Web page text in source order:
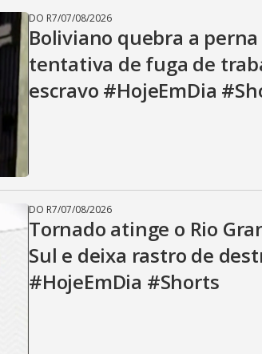
i
d
e
o
DO R7/07/08/2026
Boliviano quebra a
tentativa de fuga de
escravo #HojeEmDia
DO R7/07/08/2026
Tornado atinge o Rio
Sul e deixa rastro de
#HojeEmDia #Shorts